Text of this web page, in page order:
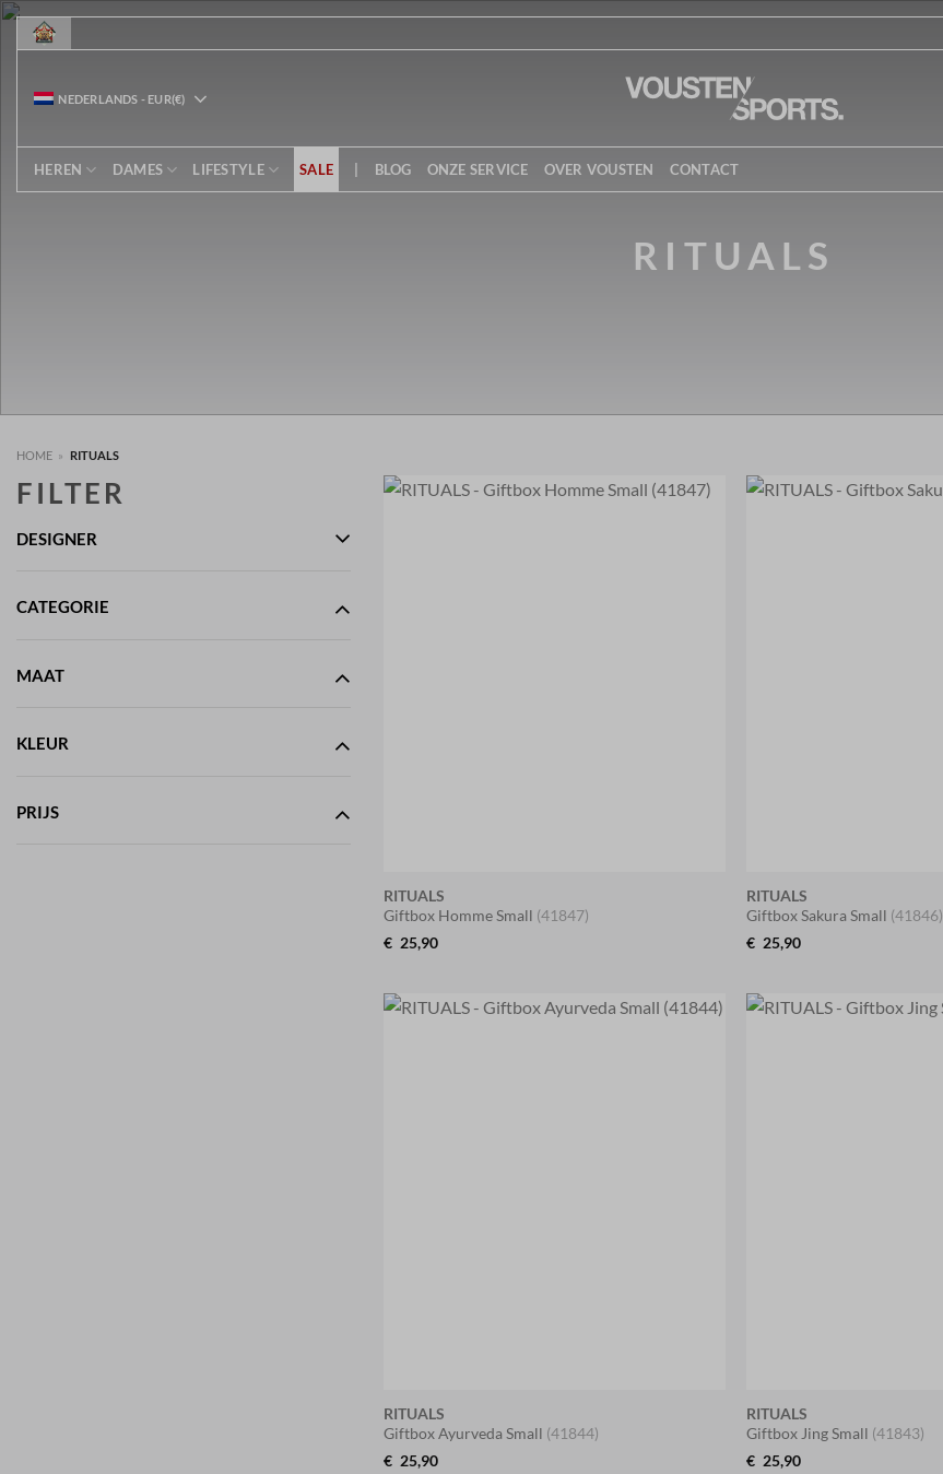
Ga
NEDERLANDS - EUR(€)
HEREN DAMES LIFESTYLE SALE BLOG ONZE SERVICE OVER VOUSTEN CONTACT
RITUALS
HOME » RITUALS
FILTER
DESIGNER
CATEGORIE
MAAT
KLEUR
PRIJS
RITUALS
Giftbox Homme Small (41847)
€ 25,90
RITUALS
Giftbox Sakura Small (41846)
€ 25,90
RITUALS
Giftbox Ayurveda Small (41844)
€ 25,90
RITUALS
Giftbox Jing Small (41843)
€ 25,90